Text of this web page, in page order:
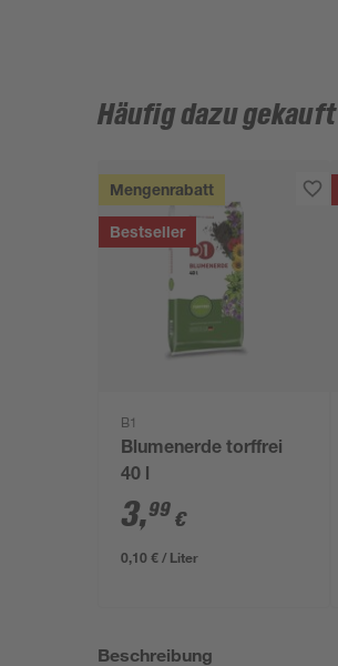
Häufig dazu gekauft
Mengenrabatt
Bestseller
B1
Blumenerde torffrei
40 l
3,99 €
0,10 € / Liter
Beschreibung